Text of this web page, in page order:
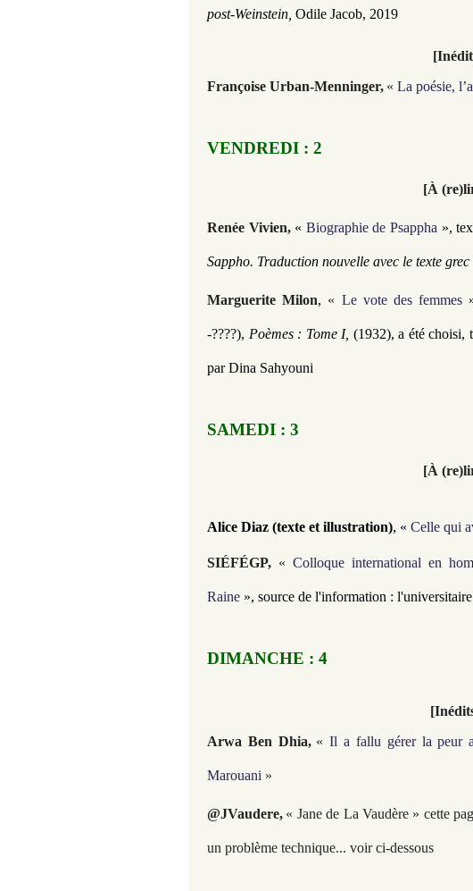
post-Weinstein, Odile Jacob, 2019
Françoise Urban-Menninger, « La poésie,
VENDREDI : 2
[À
Renée Vivien, « Biographie de Psappha »,
Sappho. Traduction nouvelle avec le texte
Marguerite Milon, « Le vote des femmes
-????), Poèmes : Tome I, (1932), a été choisi,
par Dina Sahyouni
SAMEDI : 3
[À
Alice Diaz (texte et illustration), « Celle qui
SIÉFÉGP, « Colloque international en
Raine », source de l'information : l'universitaire
DIMANCHE : 4
Arwa Ben Dhia, «Il a fallu gérer la peur
Marouani »
@JVaudere, « Jane de La Vaudère » cette
un problème technique... voir ci-dessous